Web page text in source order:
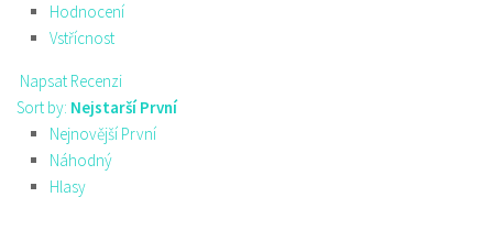
Hodnocení
Vstřícnost
Napsat Recenzi
Sort by: Nejstarší První
Nejnovější První
Náhodný
Hlasy